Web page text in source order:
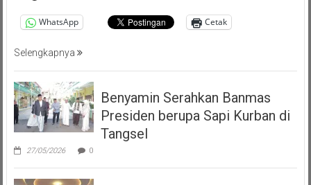
WhatsApp Cetak
Selengkapnya
Benyamin Serahkan Banmas
Presiden berupa Sapi Kurban di
Tangsel
27/05/2026 0